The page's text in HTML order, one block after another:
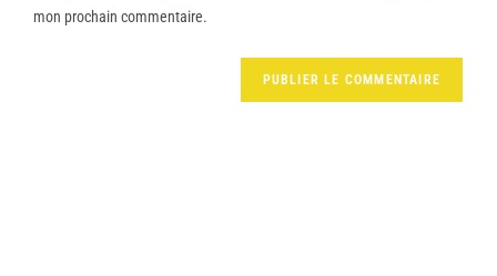
mon prochain commentaire.